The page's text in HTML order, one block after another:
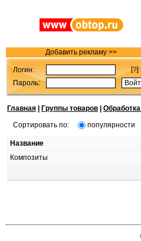
Добавить рекламу >>
Логин:
Пароль:
Главная Группы товаров
Сортировать по:
популярности
Название
Композиты